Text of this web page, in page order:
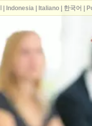
Indonesia| Italiano| 한국어